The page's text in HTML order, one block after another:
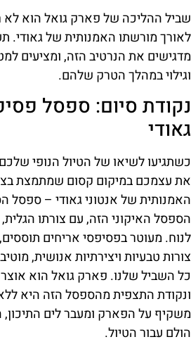
שביל ההליכה של פארק גואל הוא
לאורך מורשתו האמנותית של גאודי.
מדגישים את הנרטיב הזה, ומציעים
וגילוי במהלך הטרק שלהם.
נקודת סיום: ספסל
גאודי
כשתגיעו לשיאו של הטיול הנופי
את עצמכם במיקום קסום שמתמצת
האמנותית של אנטוני גאודי – ספסל
הספסל האיקוני הזה, עם צורתו
לנוח. מעוטר בפסיפסי אריחים
צורות טבעיות ויצירתיות אנושית,
כל השביל שלנו. פארק גואל הוא אוצר
ונקודת התצפית מהספסל הזה היא
משקיף על הפארק ומעבר לים
הולם עבור הטיול.